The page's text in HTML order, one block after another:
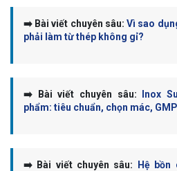
➡️ Bài viết chuyên sâu: Vì sao
phải làm từ thép không gỉ?
➡️ Bài viết chuyên sâu:
Inox
phẩm: tiêu chuẩn, chọn mác, GMP
➡️ Bài viết chuyên sâu:
Hệ bồn